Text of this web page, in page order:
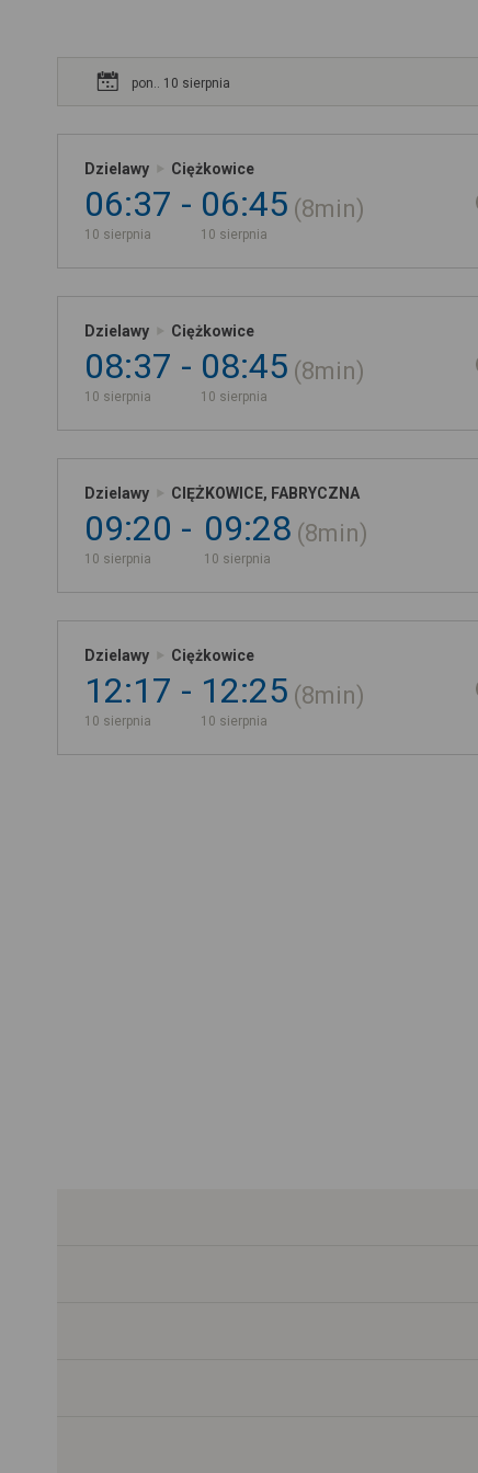
pon.. 10 sierpnia
Dzielawy Ciężkowice
06:37
10 sierpnia
06:45
10 sierpnia
8min
Dzielawy Ciężkowice
08:37
10 sierpnia
08:45
10 sierpnia
8min
Dzielawy CIĘŻKOWICE, FABRYCZNA
09:20
10 sierpnia
09:28
10 sierpnia
8min
Dzielawy Ciężkowice
12:17
10 sierpnia
12:25
10 sierpnia
8min